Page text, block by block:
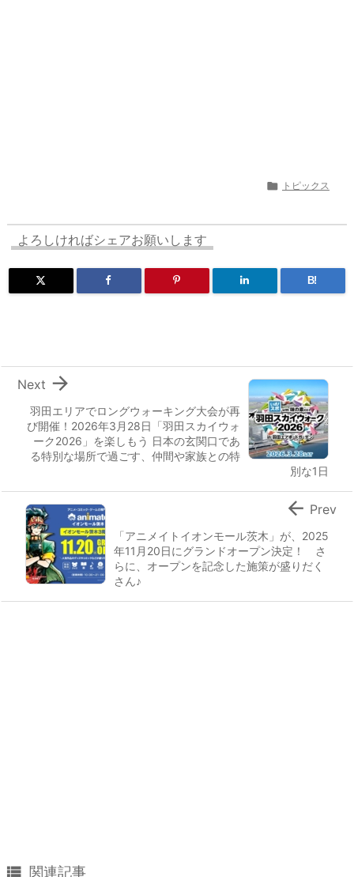
 トピックス
よろしければシェアお願いします
B!
羽田エリアでロングウォーキング大会が再
び開催！2026年3月28日「羽田スカイウォ
ーク2026」を楽しもう 日本の玄関口であ
る特別な場所で過ごす、仲間や家族との特
別な1日

Next
「アニメイトイオンモール茨木」が、2025
年11月20日にグランドオープン決定！ さ
らに、オープンを記念した施策が盛りだく
さん♪
 Prev
 関連記事